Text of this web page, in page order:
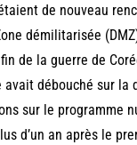
de nouveau
démilitarisée
de la guerre de
avait débouché sur la
sur le programme
d’un an après le